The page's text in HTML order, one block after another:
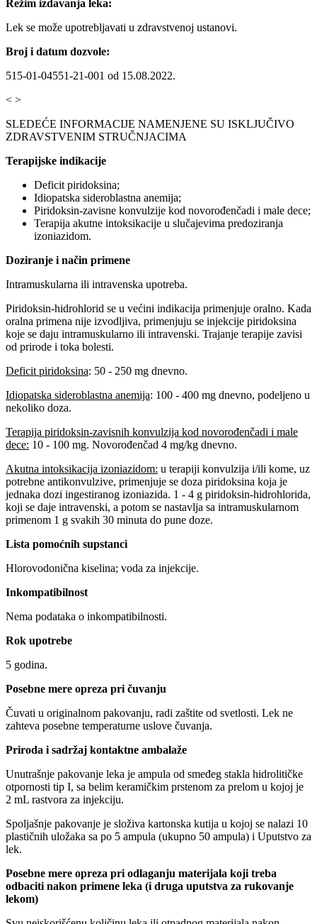
Režim izdavanja leka:
Lek se može upotrebljavati u zdravstvenoj ustanovi.
Broj i datum dozvole:
515-01-04551-21-001 od 15.08.2022.
< >
SLEDEĆE INFORMACIJE NAMENJENE SU ISKLJUČIVO
ZDRAVSTVENIM STRUČNJACIMA
Terapijske indikacije
Deficit piridoksina;
Idiopatska sideroblastna anemija;
Piridoksin-zavisne konvulzije kod novorođenčadi i male dece;
Terapija akutne intoksikacije u slučajevima predoziranja
izoniazidom.
Doziranje i način primene
Intramuskularna ili intravenska upotreba.
Piridoksin-hidrohlorid se u većini indikacija primenjuje oralno. Kada
oralna primena nije izvodljiva, primenjuju se injekcije piridoksina
koje se daju intramuskularno ili intravenski. Trajanje terapije zavisi
od prirode i toka bolesti.
Deficit piridoksina: 50 - 250 mg dnevno.
Idiopatska sideroblastna anemija: 100 - 400 mg dnevno, podeljeno u
nekoliko doza.
Terapija piridoksin-zavisnih konvulzija kod novorođenčadi i male
dece: 10 - 100 mg. Novorođenčad 4 mg/kg dnevno.
Akutna intoksikacija izoniazidom: u terapiji konvulzija i/ili kome, uz
potrebne antikonvulzive, primenjuje se doza piridoksina koja je
jednaka dozi ingestiranog izoniazida. 1 - 4 g piridoksin-hidrohlorida,
koji se daje intravenski, a potom se nastavlja sa intramuskularnom
primenom 1 g svakih 30 minuta do pune doze.
Lista pomoćnih supstanci
Hlorovodonična kiselina; voda za injekcije.
Inkompatibilnost
Nema podataka o inkompatibilnosti.
Rok upotrebe
5 godina.
Posebne mere opreza pri čuvanju
Čuvati u originalnom pakovanju, radi zaštite od svetlosti. Lek ne
zahteva posebne temperaturne uslove čuvanja.
Priroda i sadržaj kontaktne ambalaže
Unutrašnje pakovanje leka je ampula od smeđeg stakla hidrolitičke
otpornosti tip I, sa belim keramičkim prstenom za prelom u kojoj je
2 mL rastvora za injekciju.
Spoljašnje pakovanje je složiva kartonska kutija u kojoj se nalazi 10
plastičnih uložaka sa po 5 ampula (ukupno 50 ampula) i Uputstvo za
lek.
Posebne mere opreza pri odlaganju materijala koji treba
odbaciti nakon primene leka (i druga uputstva za rukovanje
lekom)